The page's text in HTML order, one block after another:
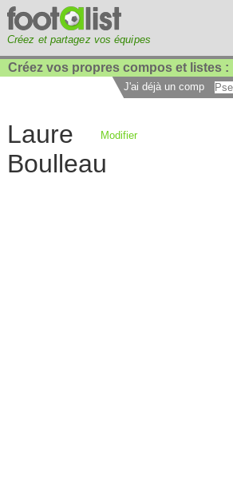
Créez et partagez vos équipes
Créez vos propres compos et listes :
J'ai déjà un compte :
Laure
Boulleau
Modifier